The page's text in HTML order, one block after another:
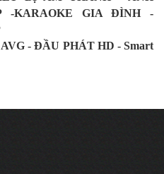
-KARAOKE GIA ĐÌNH -
- ĐẦU PHÁT HD - Smart